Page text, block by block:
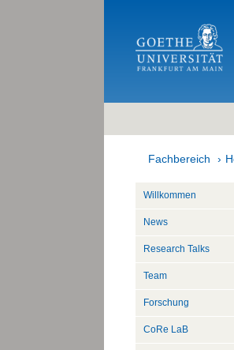
Fachbereich
Willkommen
News
Research Talks
Team
Forschung
CoRe LaB